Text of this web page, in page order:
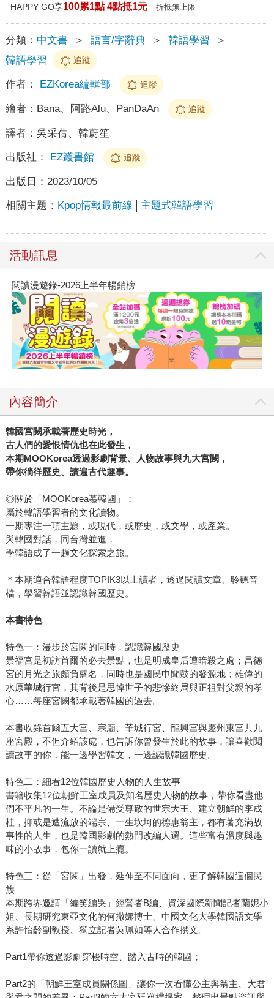
HAPPY GO享100累1點 4點抵1元 折抵無上限
分類： 中文書 ＞ 語言/字辭典 ＞ 韓語學習
＞
韓語學習
追蹤
作者： EZKorea編輯部 追蹤
繪者： Bana、阿路Alu、PanDaAn 追蹤
譯者： 吳采蒨、韓蔚笙
出版社： EZ叢書館 追蹤
出版日： 2023/10/05
相關主題： Kpop情報最前線 主題式韓語學習
活動訊息
閱讀漫遊錄-2026上半年暢銷榜
內容簡介
韓國宮闕承載著歷史時光，
古人們的愛恨情仇也在此發生，
本期MOOKorea透過影劇背景、人物故事與九大宮闕，
帶你徜徉歷史、讀遍古代趣事。
◎關於「MOOKorea慕韓國」：
屬於韓語學習者的文化讀物。
一期專注一項主題，或現代，或歷史，或文學，或產業。
與韓國對話，同台灣並進，
學韓語成了一趟文化探索之旅。
＊本期適合韓語程度TOPIK3以上讀者，透過閱讀文章、聆聽音
檔，學習韓語並認識韓國歷史。
本書特色
特色一：漫步於宮闕的同時，認識韓國歷史
景福宮是初訪首爾的必去景點，也是明成皇后遭暗殺之處；昌德
宮的月光之旅頗負盛名，同時也是國民申聞鼓的發源地；雄偉的
水原華城行宮，其背後是思悼世子的悲慘終局與正祖對父親的孝
心……每座宮闕都承載著韓國的過去。
本書收錄首爾五大宮、宗廟、華城行宮、龍興宮與慶州東宮共九
座宮殿，不但介紹該處，也告訴你曾發生於此的故事，讓喜歡閱
讀故事的你，能一邊學習韓文，一邊認識韓國歷史。
特色二：細看12位韓國歷史人物的人生故事
書籍收集12位朝鮮王室成員及知名歷史人物的故事，帶你看盡他
們不平凡的一生。不論是備受尊敬的世宗大王、建立朝鮮的李成
桂，抑或是遭流放的端宗、一生坎坷的德惠翁主，都有著充滿故
事性的人生，也是韓國影劇的熱門改編人選。這些富有溫度與趣
味的小故事，包你一讀就上癮。
特色三：從「宮闕」出發，延伸至不同面向，更了解韓國這個民
族
本期跨界邀請「編笑編哭」經營者B編、資深國際新聞記者蘭妮小
姐、長期研究東亞文化的何撒娜博士、中國文化大學韓國語文學
系許怡齡副教授、獨立記者吳珮如等人合作撰文。
Part1帶你透過影劇穿梭時空、踏入古時的韓國；
Part2的「朝鮮王室成員關係圖」讓你一次看懂公主與翁主、大君